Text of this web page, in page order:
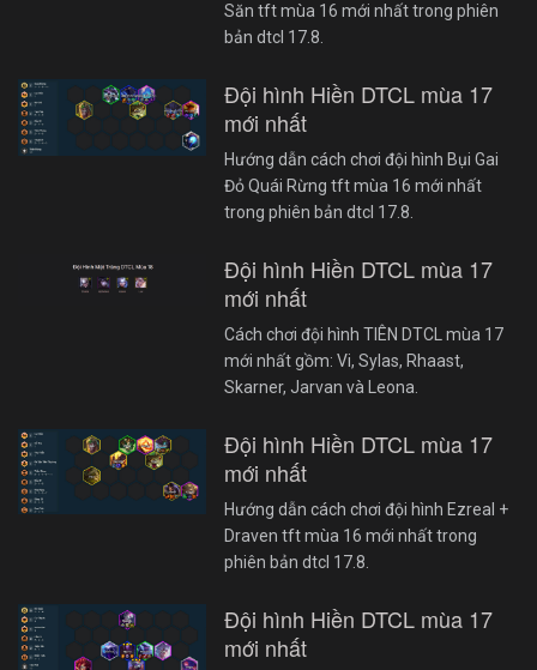
Săn tft mùa 16 mới nhất trong phiên
bản dtcl 17.8.
Đội hình Hiền DTCL mùa 17
mới nhất
Hướng dẫn cách chơi đội hình Bụi Gai
Đỏ Quái Rừng tft mùa 16 mới nhất
trong phiên bản dtcl 17.8.
Đội hình Hiền DTCL mùa 17
mới nhất
Cách chơi đội hình TIÊN DTCL mùa 17
mới nhất gồm: Vi, Sylas, Rhaast,
Skarner, Jarvan và Leona.
Đội hình Hiền DTCL mùa 17
mới nhất
Hướng dẫn cách chơi đội hình Ezreal +
Draven tft mùa 16 mới nhất trong
phiên bản dtcl 17.8.
Đội hình Hiền DTCL mùa 17
mới nhất